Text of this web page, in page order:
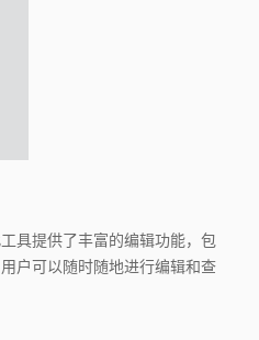
具提供了丰富的编辑功能，包
户可以随时随地进行编辑和查